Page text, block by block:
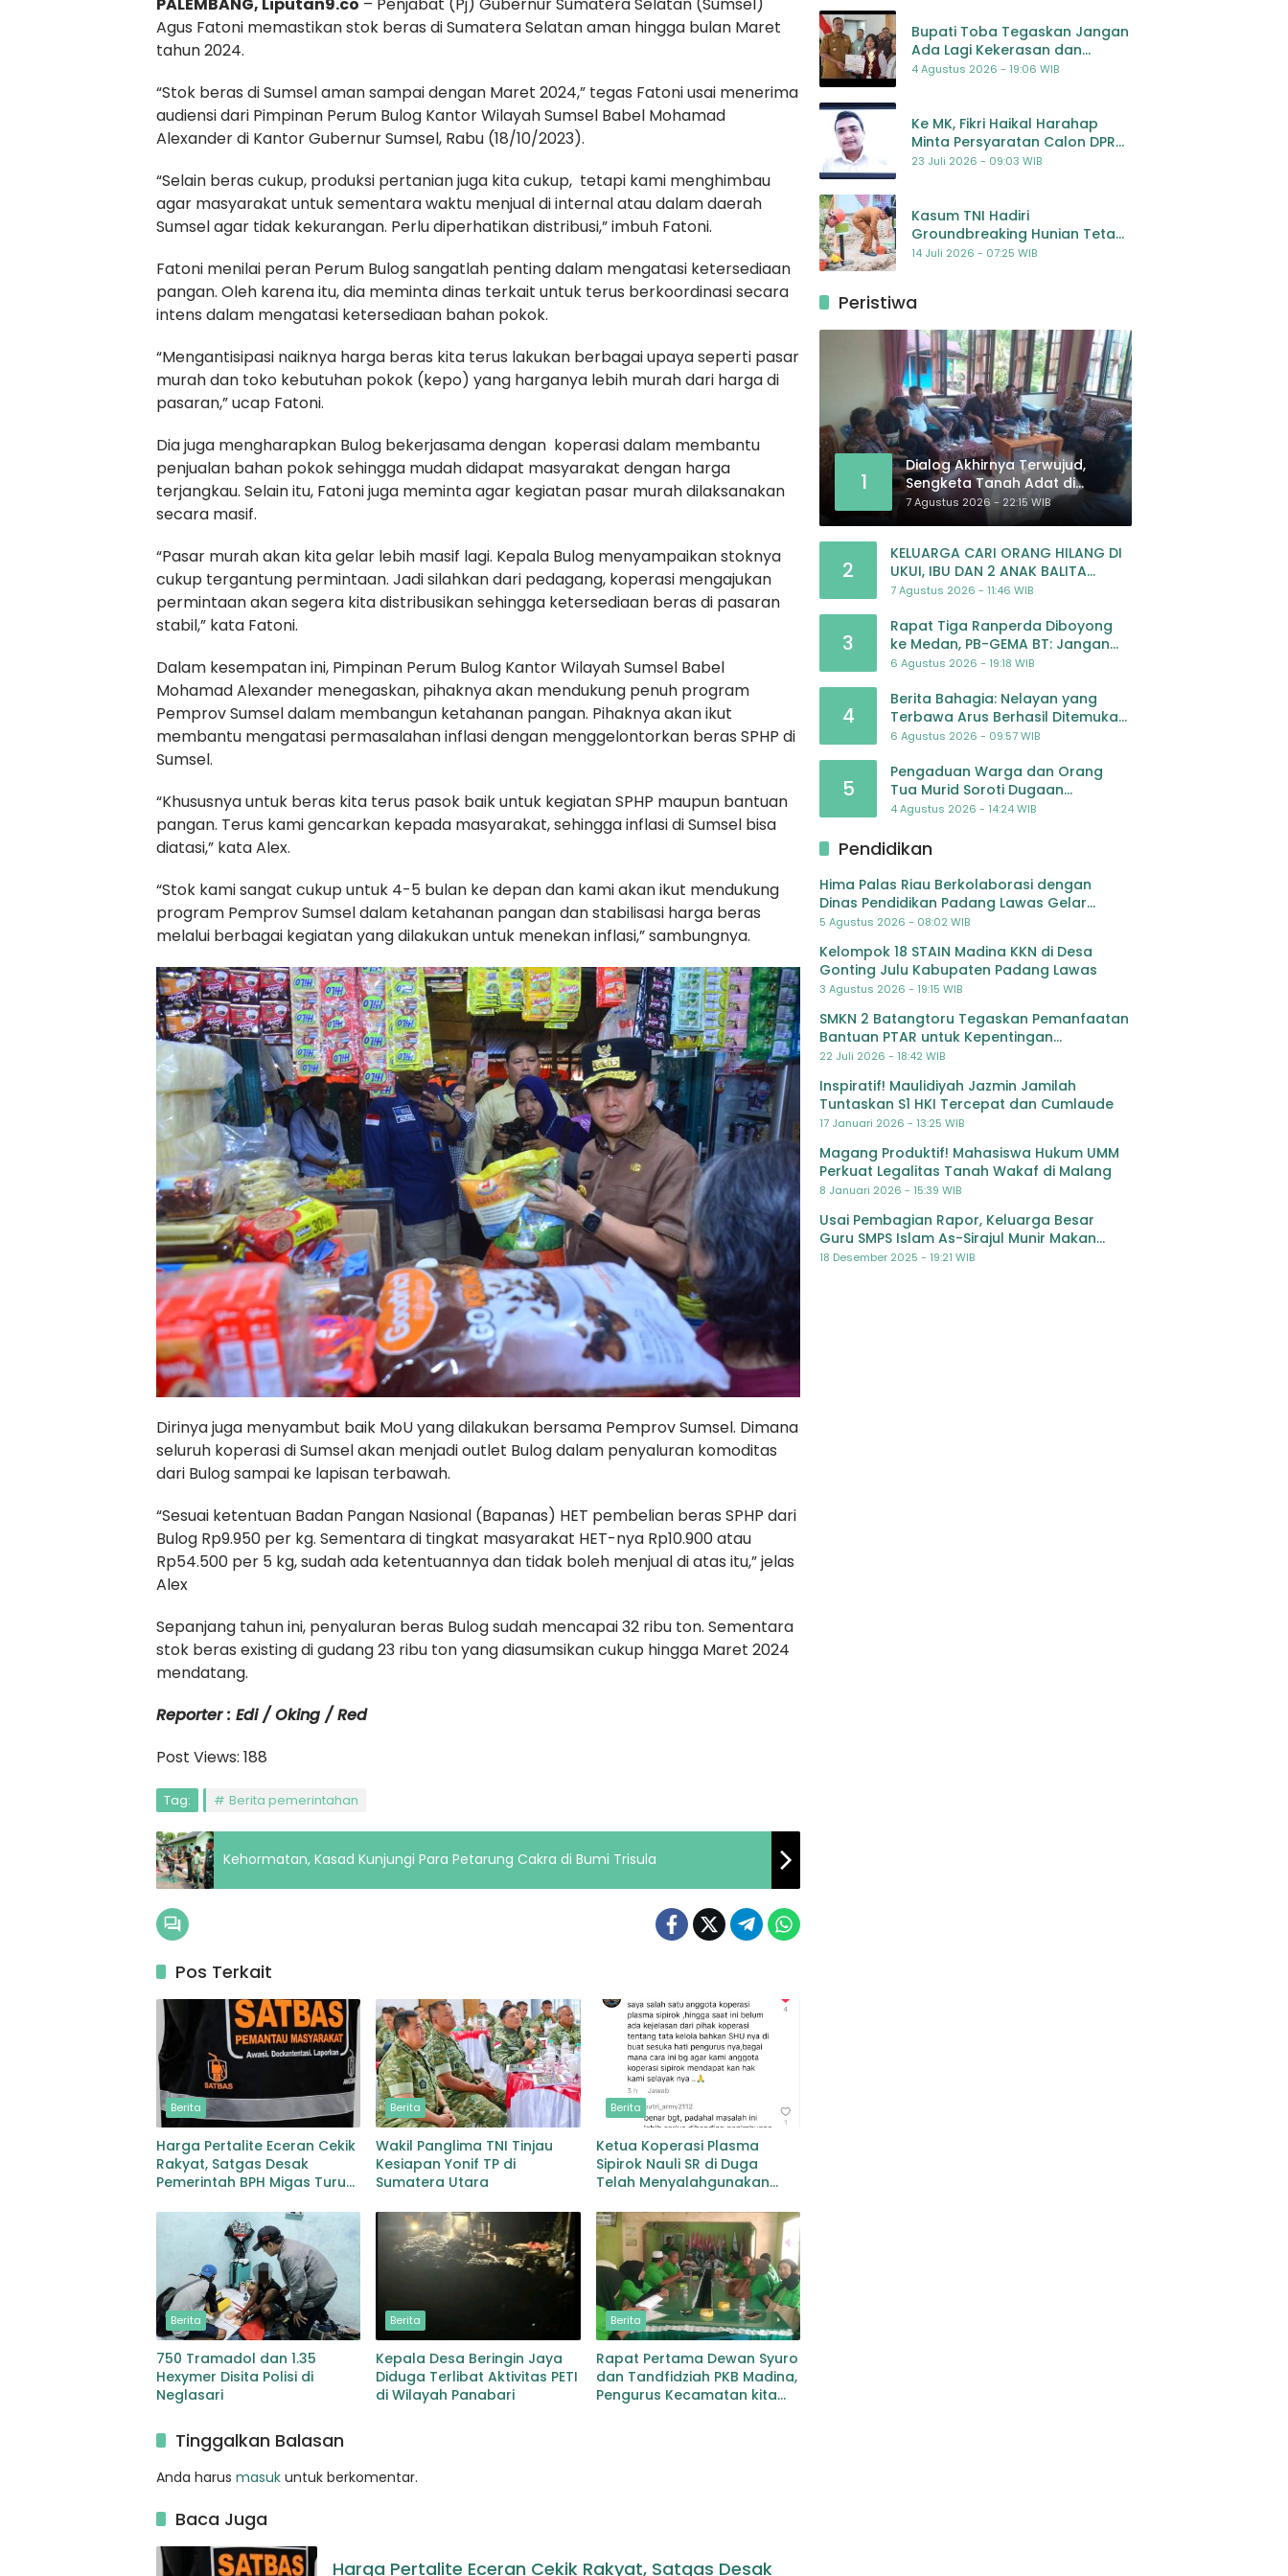
PALEMBANG, Liputan9.co – Penjabat (Pj) Gubernur Sumatera Selatan (Sumsel)
Agus Fatoni memastikan stok beras di Sumatera Selatan aman hingga bulan Maret
tahun 2024.
“Stok beras di Sumsel aman sampai dengan Maret 2024,” tegas Fatoni usai menerima
audiensi dari Pimpinan Perum Bulog Kantor Wilayah Sumsel Babel Mohamad
Alexander di Kantor Gubernur Sumsel, Rabu (18/10/2023).
“Selain beras cukup, produksi pertanian juga kita cukup, tetapi kami menghimbau
agar masyarakat untuk sementara waktu menjual di internal atau dalam daerah
Sumsel agar tidak kekurangan. Perlu diperhatikan distribusi,” imbuh Fatoni.
Fatoni menilai peran Perum Bulog sangatlah penting dalam mengatasi ketersediaan
pangan. Oleh karena itu, dia meminta dinas terkait untuk terus berkoordinasi secara
intens dalam mengatasi ketersediaan bahan pokok.
“Mengantisipasi naiknya harga beras kita terus lakukan berbagai upaya seperti pasar
murah dan toko kebutuhan pokok (kepo) yang harganya lebih murah dari harga di
pasaran,” ucap Fatoni.
Dia juga mengharapkan Bulog bekerjasama dengan koperasi dalam membantu
penjualan bahan pokok sehingga mudah didapat masyarakat dengan harga
terjangkau. Selain itu, Fatoni juga meminta agar kegiatan pasar murah dilaksanakan
secara masif.
“Pasar murah akan kita gelar lebih masif lagi. Kepala Bulog menyampaikan stoknya
cukup tergantung permintaan. Jadi silahkan dari pedagang, koperasi mengajukan
permintaan akan segera kita distribusikan sehingga ketersediaan beras di pasaran
stabil,” kata Fatoni.
Dalam kesempatan ini, Pimpinan Perum Bulog Kantor Wilayah Sumsel Babel
Mohamad Alexander menegaskan, pihaknya akan mendukung penuh program
Pemprov Sumsel dalam membangun ketahanan pangan. Pihaknya akan ikut
membantu mengatasi permasalahan inflasi dengan menggelontorkan beras SPHP di
Sumsel.
“Khususnya untuk beras kita terus pasok baik untuk kegiatan SPHP maupun bantuan
pangan. Terus kami gencarkan kepada masyarakat, sehingga inflasi di Sumsel bisa
diatasi,” kata Alex.
“Stok kami sangat cukup untuk 4-5 bulan ke depan dan kami akan ikut mendukung
program Pemprov Sumsel dalam ketahanan pangan dan stabilisasi harga beras
melalui berbagai kegiatan yang dilakukan untuk menekan inflasi,” sambungnya.
Dirinya juga menyambut baik MoU yang dilakukan bersama Pemprov Sumsel. Dimana
seluruh koperasi di Sumsel akan menjadi outlet Bulog dalam penyaluran komoditas
dari Bulog sampai ke lapisan terbawah.
“Sesuai ketentuan Badan Pangan Nasional (Bapanas) HET pembelian beras SPHP dari
Bulog Rp9.950 per kg. Sementara di tingkat masyarakat HET-nya Rp10.900 atau
Rp54.500 per 5 kg, sudah ada ketentuannya dan tidak boleh menjual di atas itu,” jelas
Alex
Sepanjang tahun ini, penyaluran beras Bulog sudah mencapai 32 ribu ton. Sementara
stok beras existing di gudang 23 ribu ton yang diasumsikan cukup hingga Maret 2024
mendatang.
Reporter : Edi / Oking / Red
Post Views: 188
Tag: Berita pemerintahan
Kehormatan, Kasad Kunjungi Para Petarung Cakra di Bumi Trisula
Pos Terkait
Berita
Harga Pertalite Eceran Cekik
Rakyat, Satgas Desak
Pemerintah BPH Migas Turun
Berita
Wakil Panglima TNI Tinjau
Kesiapan Yonif TP di
Sumatera Utara
Berita
Ketua Koperasi Plasma
Sipirok Nauli SR di Duga
Telah Menyalahgunakan
Berita
750 Tramadol dan 1.35
Hexymer Disita Polisi di
Neglasari
Berita
Kepala Desa Beringin Jaya
Diduga Terlibat Aktivitas PETI
di Wilayah Panabari
Berita
Rapat Pertama Dewan Syuro
dan Tandfidziah PKB Madina,
Pengurus Kecamatan kita
Tinggalkan Balasan
Anda harus masuk untuk berkomentar.
Baca Juga
Harga Pertalite Eceran Cekik Rakyat, Satgas Desak
Bupati Toba Tegaskan Jangan
Ada Lagi Kekerasan dan
Bullying Terhadap Anak,
4 Agustus 2026 - 19:06 WIB
Ke MK, Fikri Haikal Harahap
Minta Persyaratan Calon DPR
Dilengkapi Penilaian
23 Juli 2026 - 09:03 WIB
Kasum TNI Hadiri
Groundbreaking Hunian Tetap
Pascabencana di
14 Juli 2026 - 07:25 WIB
Peristiwa
1
Dialog Akhirnya Terwujud,
Sengketa Tanah Adat di
Lingkar Proyek Strategis
Nasional Memasuki Babak
7 Agustus 2026 - 22:15 WIB
2
KELUARGA CARI ORANG HILANG DI
UKUI, IBU DAN 2 ANAK BALITA
BELUM PULANG SEJAK 20 JULI 2026
7 Agustus 2026 - 11:46 WIB
3
Rapat Tiga Ranperda Diboyong
ke Medan, PB-GEMA BT: Jangan
Jadikan APBD Ladang
6 Agustus 2026 - 19:18 WIB
4
Berita Bahagia: Nelayan yang
Terbawa Arus Berhasil Ditemukan
Dalam Keadaan Selamat
6 Agustus 2026 - 09:57 WIB
5
Pengaduan Warga dan Orang
Tua Murid Soroti Dugaan
Pengelolaan Dana BOP PAUD di TK
4 Agustus 2026 - 14:24 WIB
Pendidikan
Hima Palas Riau Berkolaborasi dengan
Dinas Pendidikan Padang Lawas Gelar
Pelatihan OSIS SMP se-Kabupaten Padang
5 Agustus 2026 - 08:02 WIB
Kelompok 18 STAIN Madina KKN di Desa
Gonting Julu Kabupaten Padang Lawas
3 Agustus 2026 - 19:15 WIB
SMKN 2 Batangtoru Tegaskan Pemanfaatan
Bantuan PTAR untuk Kepentingan
Pendidikan
22 Juli 2026 - 18:42 WIB
Inspiratif! Maulidiyah Jazmin Jamilah
Tuntaskan S1 HKI Tercepat dan Cumlaude
17 Januari 2026 - 13:25 WIB
Magang Produktif! Mahasiswa Hukum UMM
Perkuat Legalitas Tanah Wakaf di Malang
8 Januari 2026 - 15:39 WIB
Usai Pembagian Rapor, Keluarga Besar
Guru SMPS Islam As-Sirajul Munir Makan
Bersama Sambut Libur Awal Semester
18 Desember 2025 - 19:21 WIB